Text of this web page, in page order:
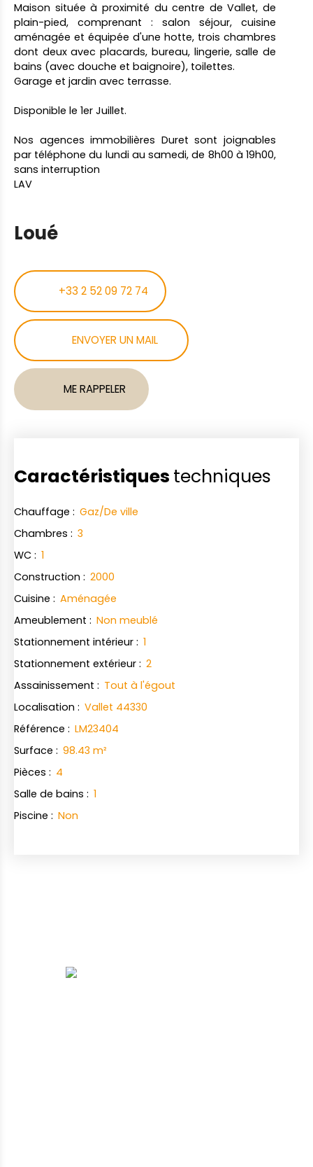
Maison située à proximité du centre de Vallet, de
plain-pied, comprenant : salon séjour, cuisine
aménagée et équipée d'une hotte, trois chambres
dont deux avec placards, bureau, lingerie, salle de
bains (avec douche et baignoire), toilettes.
Garage et jardin avec terrasse.
Disponible le 1er Juillet.
Nos agences immobilières Duret sont joignables
par téléphone du lundi au samedi, de 8h00 à 19h00,
sans interruption
LAV
Loué
+33 2 52 09 72 74
ENVOYER UN MAIL
ME RAPPELER
Caractéristiques techniques
Chauffage : Gaz/De ville
Chambres : 3
WC : 1
Construction : 2000
Cuisine : Aménagée
Ameublement : Non meublé
Stationnement intérieur : 1
Stationnement extérieur : 2
Assainissement : Tout à l'égout
Localisation : Vallet 44330
Référence : LM23404
Surface : 98.43 m²
Pièces : 4
Salle de bains : 1
Piscine : Non